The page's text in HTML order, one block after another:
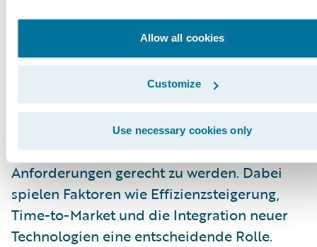
Allow all cookies
Customize
Use necessary cookies only
In diesem Kontext präsentierteThorsten
Vogel von BearingPointeine Studie zur
Kernversicherungssystemlandschaft in
Deutschland. Die Studie zeigte, dass viele
Versicherer ihre bestehenden Systeme
modernisieren müssen, um den aktuellen
Anforderungen gerecht zu werden. Dabei
spielen Faktoren wie Effizienzsteigerung,
Time-to-Market und die Integration neuer
Technologien eine entscheidende Rolle.